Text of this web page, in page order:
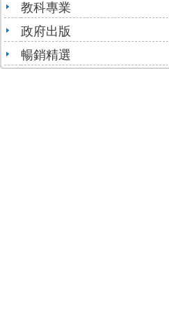
教科專業
政府出版
暢銷精選